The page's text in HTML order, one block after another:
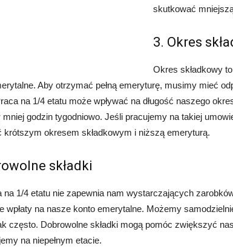
skutkować
3. Okres
Okres składkowy
Aby otrzymać pełną emeryturę, musimy mieć
na 1/4 etatu może wpływać na długość naszego
mniej godzin tygodniowo. Jeśli pracujemy na takiej
krótszym okresem składkowym i niższą emeryturą.
składki
na 1/4 etatu nie zapewnia nam wystarczających
wpłaty na nasze konto emerytalne. Możemy
często. Dobrowolne składki mogą pomóc zwiększyć
na niepełnym etacie.